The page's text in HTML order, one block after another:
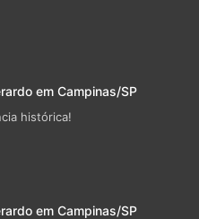
em Campinas/SP
histórica!
em Campinas/SP